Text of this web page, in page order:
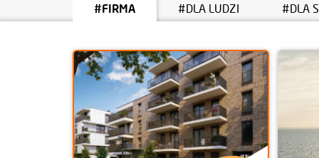
#FIRMA #DLA LUDZI #DLA